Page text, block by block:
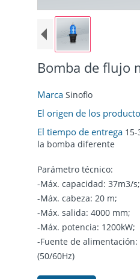
Bomba de flujo
Marca Sinoflo
El origen de los
El tiempo de entrega
la bomba diferente
Parámetro técnico:
-Máx. capacidad: 37m3/s;
-Máx. cabeza: 20 m;
-Máx. salida: 4000 mm;
-Máx. potencia: 1200kW;
-Fuente de alimentación:
(50/60Hz)